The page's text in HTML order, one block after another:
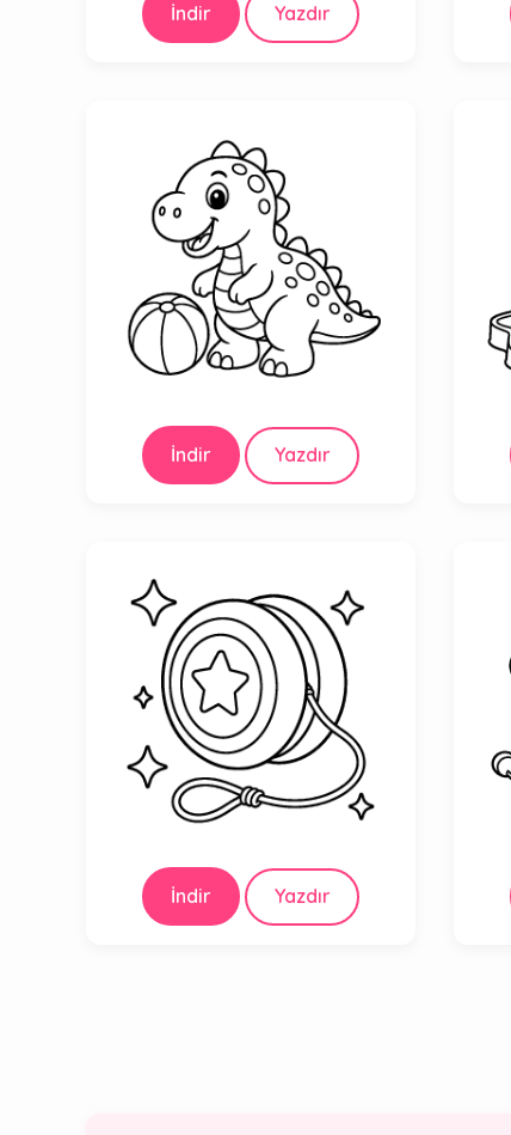
İndir Yazdır
İndir Yazdır
İndir Yazdır